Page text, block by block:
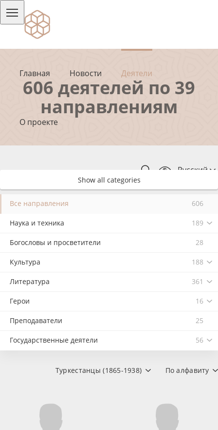
Главная Новости Деятели
О проекте
Русский
606 деятелей по 39
направлениям
Show all categories
Все направления 606
Наука и техника 189
Богословы и просветители 28
Культура 188
Литература 361
Герои 16
Преподаватели 25
Государственные деятели 56
По алфавиту
Туркестанцы (1865-1938)